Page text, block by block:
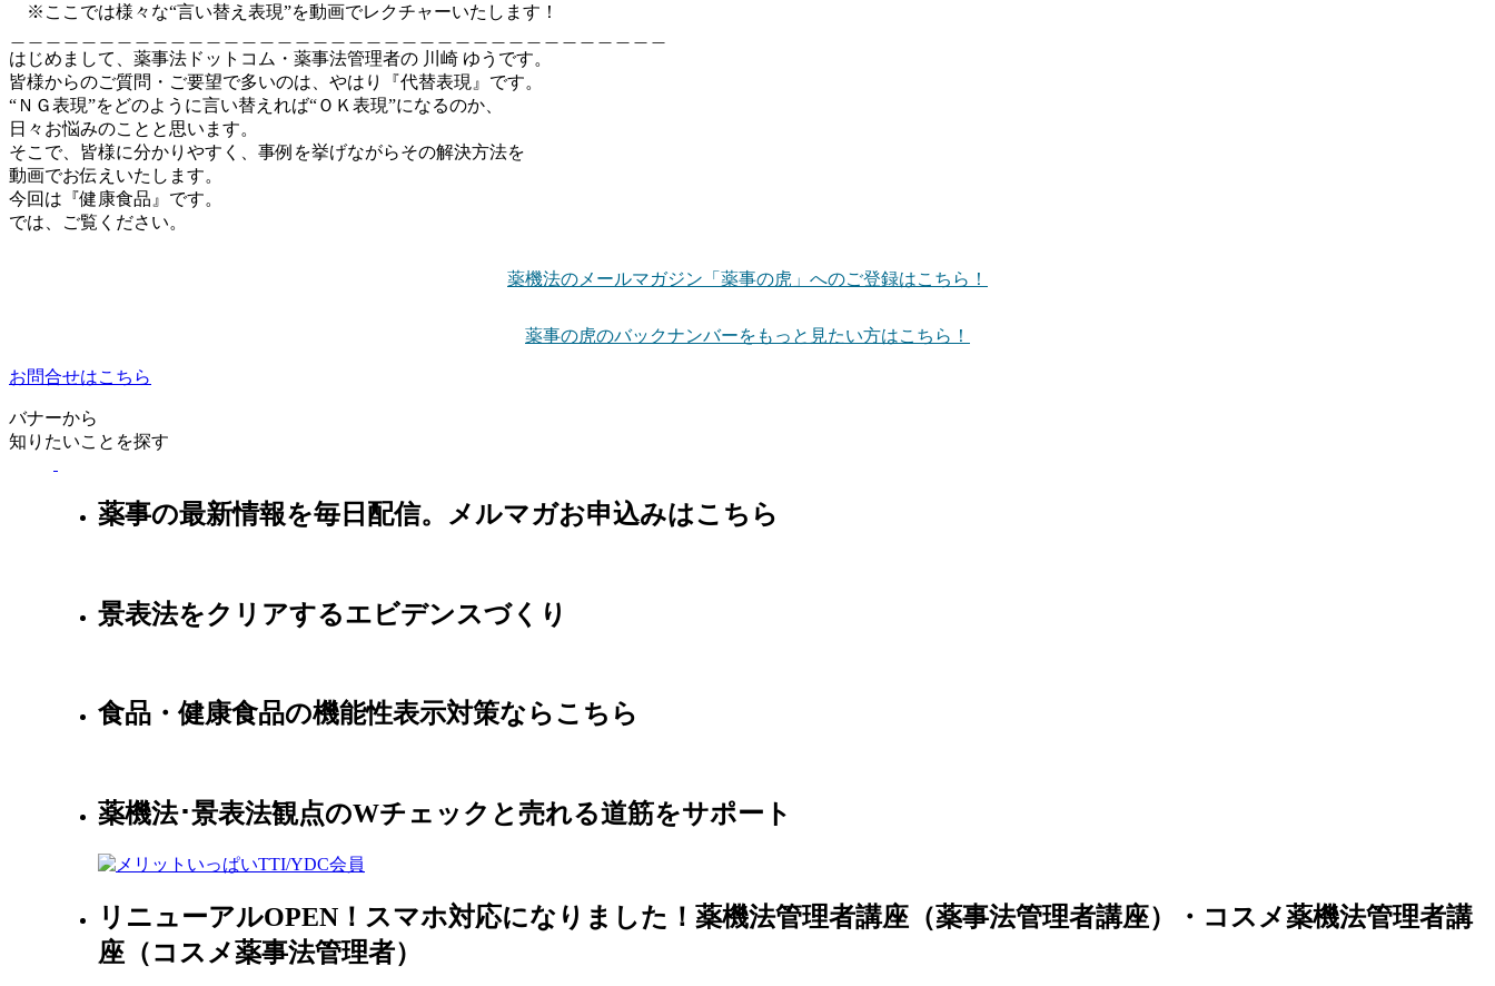
※ここでは様々な“言い替え表現”を動画でレクチャーいたします！
はじめまして、薬事法ドットコム・薬事法管理者の 川崎 ゆうです。
皆様からのご質問・ご要望で多いのは、やはり『代替表現』です。
“ＮＧ表現”をどのように言い替えれば“ＯＫ表現”になるのか、
日々お悩みのことと思います。
そこで、皆様に分かりやすく、事例を挙げながらその解決方法を
動画でお伝えいたします。
今回は『健康食品』です。
では、ご覧ください。
薬機法のメールマガジン「薬事の虎」へのご登録はこちら！
薬事の虎のバックナンバーをもっと見たい方はこちら！
お問合せはこちら
バナーから
知りたいことを探す
薬事の最新情報を毎日配信。メルマガお申込みはこちら
景表法をクリアするエビデンスづくり
食品・健康食品の機能性表示対策ならこちら
薬機法･景表法観点のWチェックと売れる道筋をサポート
リニューアルOPEN！スマホ対応になりました！薬機法管理者講座（薬事法管理者講座）・コスメ薬機法管理者講
座（コスメ薬事法管理者）